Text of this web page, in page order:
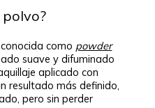
polvo?
como powder
suave y difuminado
aplicado con
resultado más definido,
pero sin perder